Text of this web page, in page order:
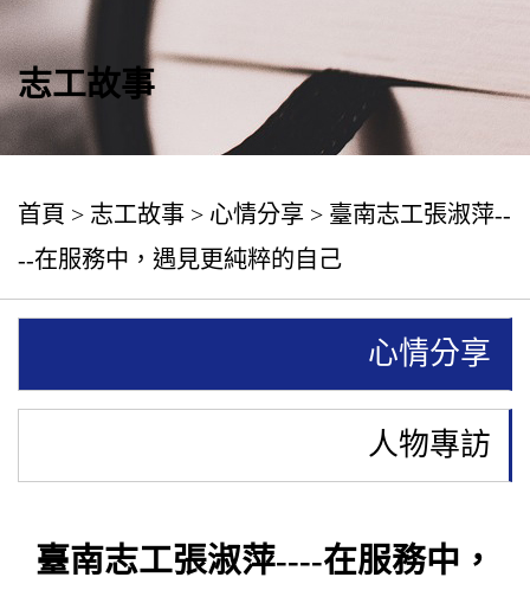
志工故事
首頁 > 志工故事 > 心情分享 > 臺南志工張淑萍--
--在服務中，遇見更純粹的自己
心情分享
人物專訪
臺南志工張淑萍----在服務中，